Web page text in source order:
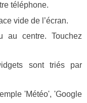
téléphone.
vide de l’écran.
au centre. Touchez
sont triés par
'Météo', 'Google